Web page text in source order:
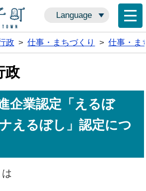
Language
政 > 仕事・まちづくり > 仕事・ま
政
企業認定「えるぼ
えるぼし」認定につ